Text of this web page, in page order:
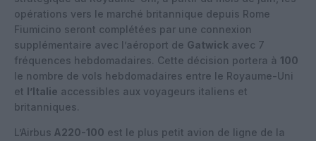
opérations vers le marché britannique depuis Rome
Fiumicino seront complétées par une connexion
supplémentaire avec l’aéroport de Gatwick avec 7
fréquences hebdomadaires. Cette décision portera à 100
le nombre de vols hebdomadaires entre le Royaume-Uni
et l’Italie accessibles aux voyageurs italiens et
britanniques.
L’Airbus A220-100 est le plus petit avion de ligne de la